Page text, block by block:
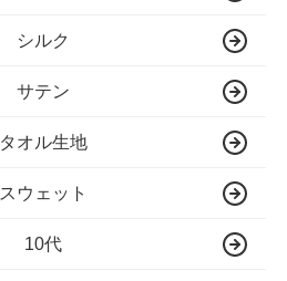
シルク
サテン
タオル生地
スウェット
10代